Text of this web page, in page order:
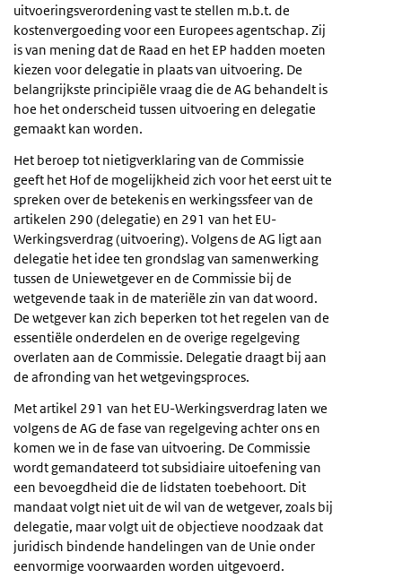
uitvoeringsverordening vast te stellen m.b.t. de
kostenvergoeding voor een Europees agentschap. Zij
is van mening dat de Raad en het EP hadden moeten
kiezen voor delegatie in plaats van uitvoering. De
belangrijkste principiële vraag die de AG behandelt is
hoe het onderscheid tussen uitvoering en delegatie
gemaakt kan worden.
Het beroep tot nietigverklaring van de Commissie
geeft het Hof de mogelijkheid zich voor het eerst uit te
spreken over de betekenis en werkingssfeer van de
artikelen 290 (delegatie) en 291 van het EU-
Werkingsverdrag (uitvoering). Volgens de AG ligt aan
delegatie het idee ten grondslag van samenwerking
tussen de Uniewetgever en de Commissie bij de
wetgevende taak in de materiële zin van dat woord.
De wetgever kan zich beperken tot het regelen van de
essentiële onderdelen en de overige regelgeving
overlaten aan de Commissie. Delegatie draagt bij aan
de afronding van het wetgevingsproces.
Met artikel 291 van het EU-Werkingsverdrag laten we
volgens de AG de fase van regelgeving achter ons en
komen we in de fase van uitvoering. De Commissie
wordt gemandateerd tot subsidiaire uitoefening van
een bevoegdheid die de lidstaten toebehoort. Dit
mandaat volgt niet uit de wil van de wetgever, zoals bij
delegatie, maar volgt uit de objectieve noodzaak dat
juridisch bindende handelingen van de Unie onder
eenvormige voorwaarden worden uitgevoerd.